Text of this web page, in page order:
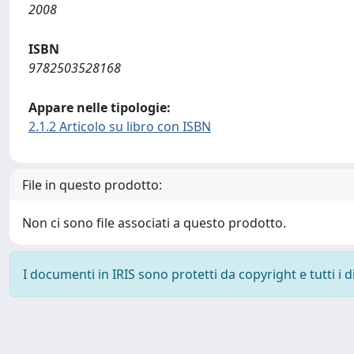
2008
ISBN
9782503528168
Appare nelle tipologie:
2.1.2 Articolo su libro con ISBN
File in questo prodotto:
Non ci sono file associati a questo prodotto.
I documenti in IRIS sono protetti da copyright e tutti i